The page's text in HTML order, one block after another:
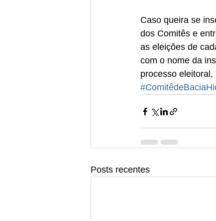
Caso queira se
dos Comitês e
as eleições de
com o nome da
processo
Posts recentes